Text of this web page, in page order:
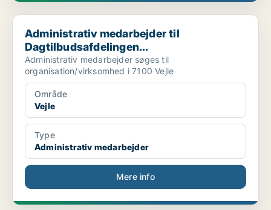
Administrativ medarbejder til Dagtilbudsafdelingen...
Administrativ medarbejder til
Dagtilbudsafdelingen...
Administrativ medarbejder søges til
organisation/virksomhed i 7100 Vejle
Område
Vejle
Type
Administrativ medarbejder
Mere info